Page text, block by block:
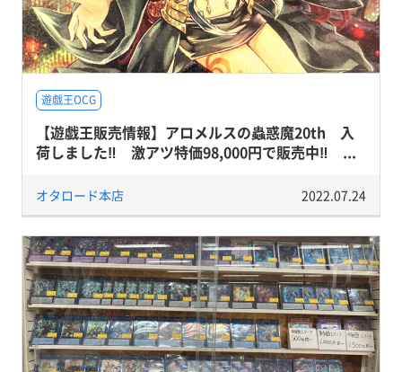
遊戯王OCG
【遊戯王販売情報】アロメルスの蟲惑魔20th 入
荷しました‼ 激アツ特価98,000円で販売中‼ ...
オタロード本店 2022.07.24